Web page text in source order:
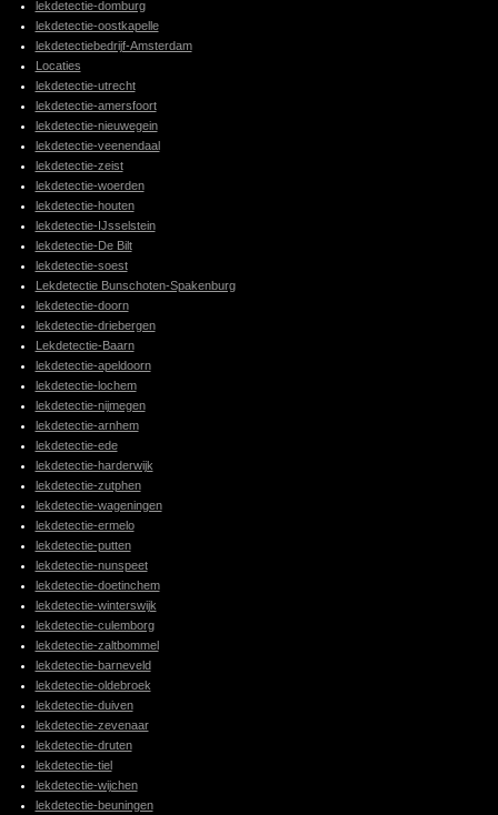
lekdetectie-domburg
lekdetectie-oostkapelle
lekdetectiebedrijf-Amsterdam
Locaties
lekdetectie-utrecht
lekdetectie-amersfoort
lekdetectie-nieuwegein
lekdetectie-veenendaal
lekdetectie-zeist
lekdetectie-woerden
lekdetectie-houten
lekdetectie-IJsselstein
lekdetectie-De Bilt
lekdetectie-soest
Lekdetectie Bunschoten-Spakenburg
lekdetectie-doorn
lekdetectie-driebergen
Lekdetectie-Baarn
lekdetectie-apeldoorn
lekdetectie-lochem
lekdetectie-nijmegen
lekdetectie-arnhem
lekdetectie-ede
lekdetectie-harderwijk
lekdetectie-zutphen
lekdetectie-wageningen
lekdetectie-ermelo
lekdetectie-putten
lekdetectie-nunspeet
lekdetectie-doetinchem
lekdetectie-winterswijk
lekdetectie-culemborg
lekdetectie-zaltbommel
lekdetectie-barneveld
lekdetectie-oldebroek
lekdetectie-duiven
lekdetectie-zevenaar
lekdetectie-druten
lekdetectie-tiel
lekdetectie-wijchen
lekdetectie-beuningen